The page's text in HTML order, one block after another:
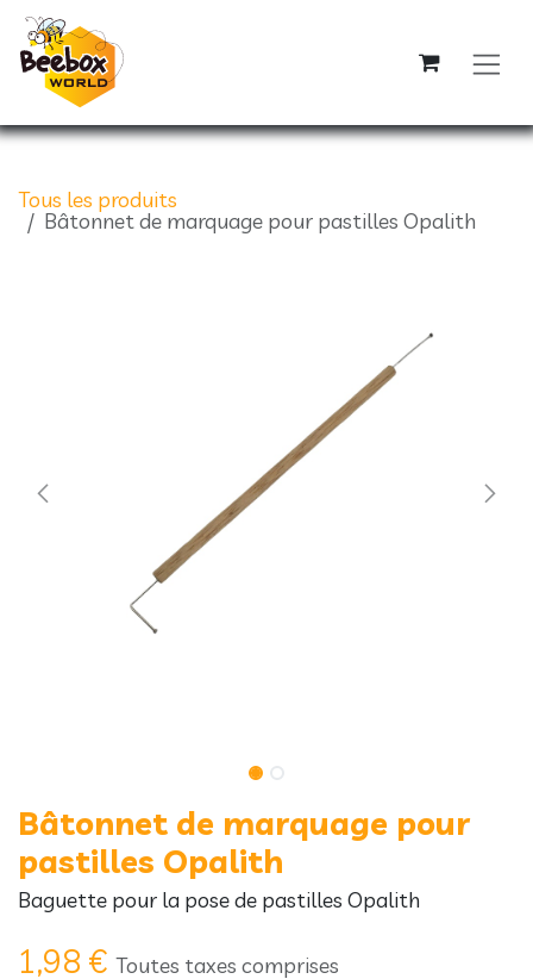
Se rendre au contenu
Tous les produits
Bâtonnet de marquage pour pastilles Opalith
Bâtonnet de marquage pour
pastilles Opalith
Baguette pour la pose de pastilles Opalith
1,98 € Toutes taxes comprises